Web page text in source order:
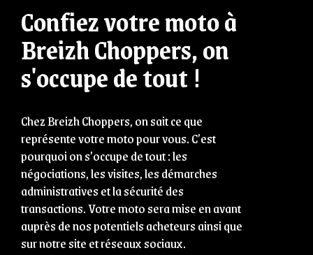
Confiez votre moto à
Breizh Choppers, on
s'occupe de tout !
Chez Breizh Choppers, on sait ce que
représente votre moto pour vous. C’est
pourquoi on s’occupe de tout : les
négociations, les visites, les démarches
administratives et la sécurité des
transactions. Votre moto sera mise en avant
auprès de nos potentiels acheteurs ainsi que
sur notre site et réseaux sociaux.